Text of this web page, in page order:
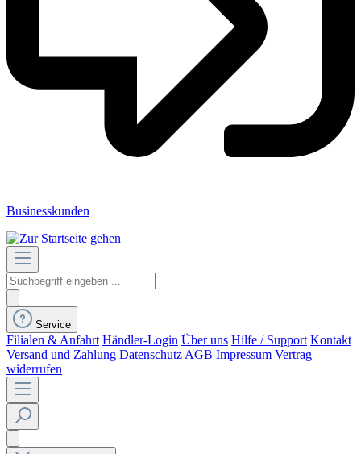
Businesskunden
Service
Filialen & Anfahrt Händler-Login Über uns Hilfe / Support Kontakt
Versand und Zahlung Datenschutz AGB Impressum Vertrag
widerrufen